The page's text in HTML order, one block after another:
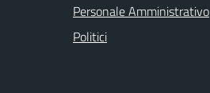
Personale Amministrativo
Politici